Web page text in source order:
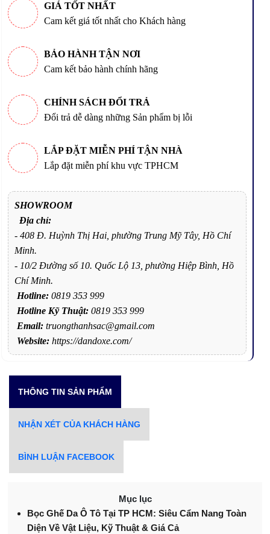
GIÁ TỐT NHẤT
Cam kết giá tốt nhất cho Khách hàng
BẢO HÀNH TẬN NƠI
Cam kết bảo hành chính hãng
CHÍNH SÁCH ĐỔI TRẢ
Đổi trả dễ dàng những Sản phẩm bị lỗi
LẮP ĐẶT MIỄN PHÍ TẬN NHÀ
Lắp đặt miễn phí khu vực TPHCM
SHOWROOM
Địa chỉ:
- 408 Đ. Huỳnh Thị Hai, phường Trung Mỹ Tây, Hồ Chí
Minh.
- 10/2 Đường số 10. Quốc Lộ 13, phường Hiệp Bình, Hồ
Chí Minh.
Hotline: 0819 353 999
Hotline Kỹ Thuật: 0819 353 999
Email: truongthanhsac@gmail.com
Website: https://dandoxe.com/
THÔNG TIN SẢN PHẨM
NHẬN XÉT CỦA KHÁCH HÀNG
BÌNH LUẬN FACEBOOK
Mục lục
Bọc Ghế Da Ô Tô Tại TP HCM: Siêu Cẩm Nang Toàn
Diện Về Vật Liệu, Kỹ Thuật & Giá Cả